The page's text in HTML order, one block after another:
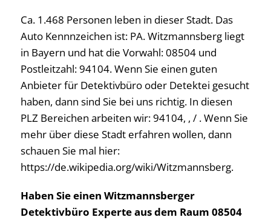
Ca. 1.468 Personen leben in dieser Stadt. Das
Auto Kennnzeichen ist: PA. Witzmannsberg liegt
in Bayern und hat die Vorwahl: 08504 und
Postleitzahl: 94104. Wenn Sie einen guten
Anbieter für Detektivbüro oder Detektei gesucht
haben, dann sind Sie bei uns richtig. In diesen
PLZ Bereichen arbeiten wir: 94104, , / . Wenn Sie
mehr über diese Stadt erfahren wollen, dann
schauen Sie mal hier:
https://de.wikipedia.org/wiki/Witzmannsberg.
Haben Sie einen Witzmannsberger
Detektivbüro Experte aus dem Raum 08504